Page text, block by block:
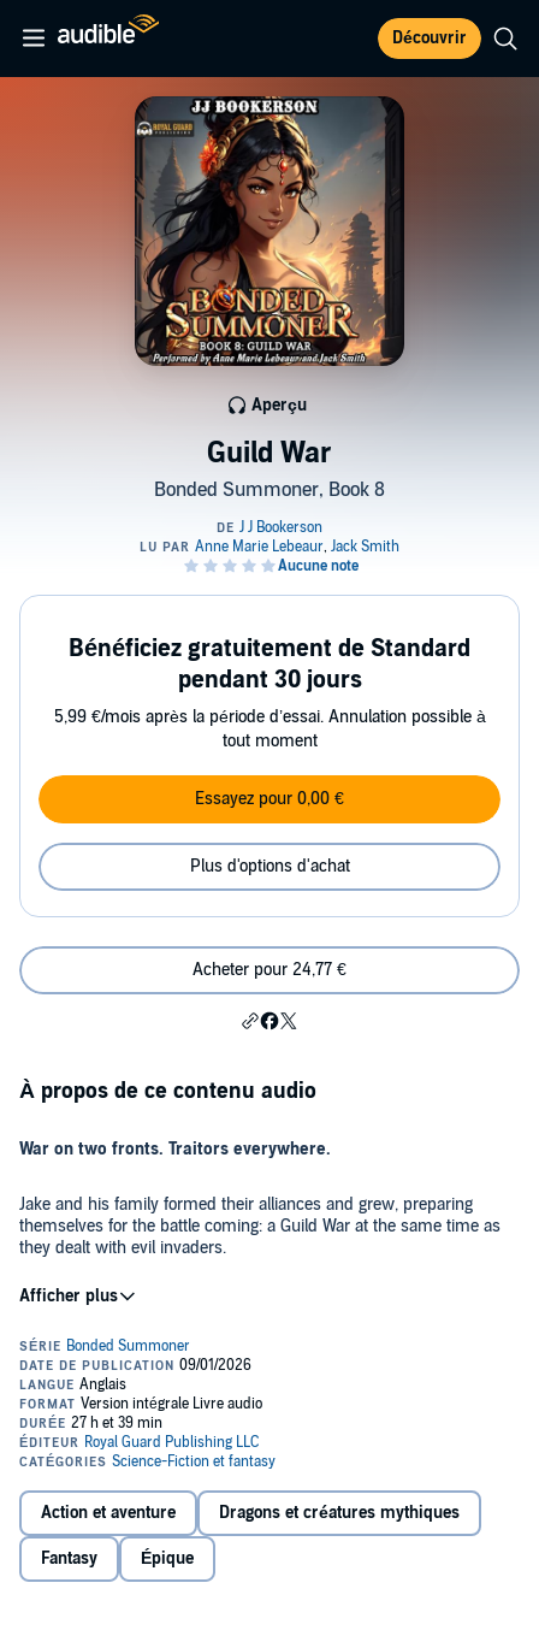
Découvrir
Guild War
Bonded Summoner, Book 8
Aperçu
Bénéficiez gratuitement de Standard
pendant 30 jours
5,99 €/mois après la période d’essai. Annulation possible à
tout moment
Essayez pour 0,00 €
Plus d'options d'achat
Acheter pour 24,77 €
À propos de ce contenu audio
War on two fronts. Traitors everywhere.
Jake and his family formed their alliances and grew, preparing
themselves for the battle coming: a Guild War at the same time as
they dealt with evil invaders.
As entire worlds burn, Hearthtribe unleashes its full might, fighting a
Tartarus. Yet the greatest threat isn't the enemy at the gates. It's the
allies who plan to stab them in the back.
To save the half-dozen worlds hanging in the balance, they won't
just have to win a war. They'll have to expose the truth before their
entire legacy is turned to ash.
They built an empire. Now they must start a revolution.
Contains: LitRPG system, crafting, cultivation, dungeon
crawling, dating, kingdom building, and an infinite universe.
Action et aventure Dragons et créatures mythiques
Fantasy Épique